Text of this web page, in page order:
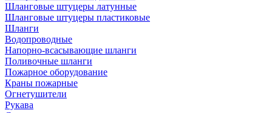
Шланговые штуцеры латунные
Шланговые штуцеры пластиковые
Шланги
Водопроводные
Напорно-всасывающие шланги
Поливочные шланги
Пожарное оборудование
Краны пожарные
Огнетушители
Рукава